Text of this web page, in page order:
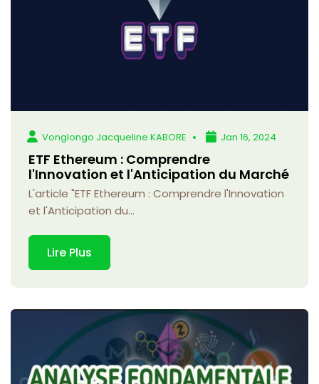
Vonglongo Jacqueline KABORE Jan 16, 2024
ETF Ethereum : Comprendre
l'Innovation et l'Anticipation du Marché
L'article "ETF Ethereum : Comprendre l'Innovation
et l'Anticipation du...
Lire Plus